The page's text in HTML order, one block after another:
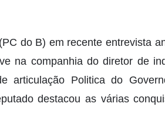
do B) em recente entrevista
na companhia do diretor de
articulação Politica do
destacou as várias